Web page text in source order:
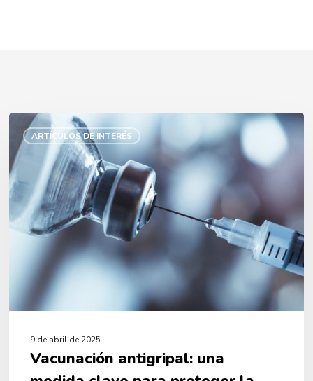
ARTÍCULOS DE INTERÉS
Vacunación
antigripal:
una
medida
clave
para
proteger
9 de abril de 2025
Vacunación antigripal: una